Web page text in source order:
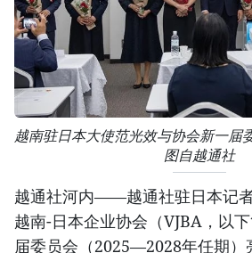
越南驻日本大使范光效与协会新一届
图自越通社
越通社河内——越通社驻日本记
越南-日本企业协会（VJBA，以
届委员会（2025—2028年任期）